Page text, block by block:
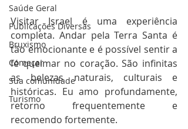
Saúde Geral
Publicações Diversas
Bruxismo
Começar
Sua comunidade
Turismo
Visitar Israel é uma experiência
completa. Andar pela Terra Santa é
tão emocionante e é possível sentir a
fé queimar no coração. São infinitas
as belezas naturais, culturais e
históricas. Eu amo profundamente,
retorno frequentemente e
recomendo fortemente.